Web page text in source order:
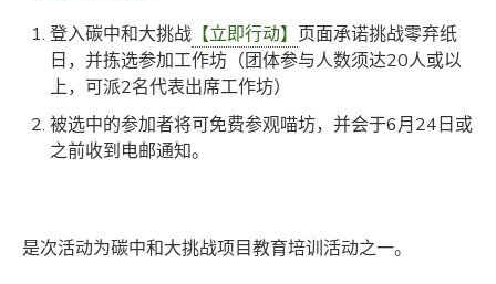
登入碳中和大挑战 【立即行动】 页面承诺挑战零弃纸
日，并拣选参加工作坊（团体参与人数须达20人或以
上，可派2名代表出席工作坊）
被选中的参加者将可免费参观喵坊，并会于6月24日或
之前收到电邮通知。
是次活动为碳中和大挑战项目教育培训活动之一。